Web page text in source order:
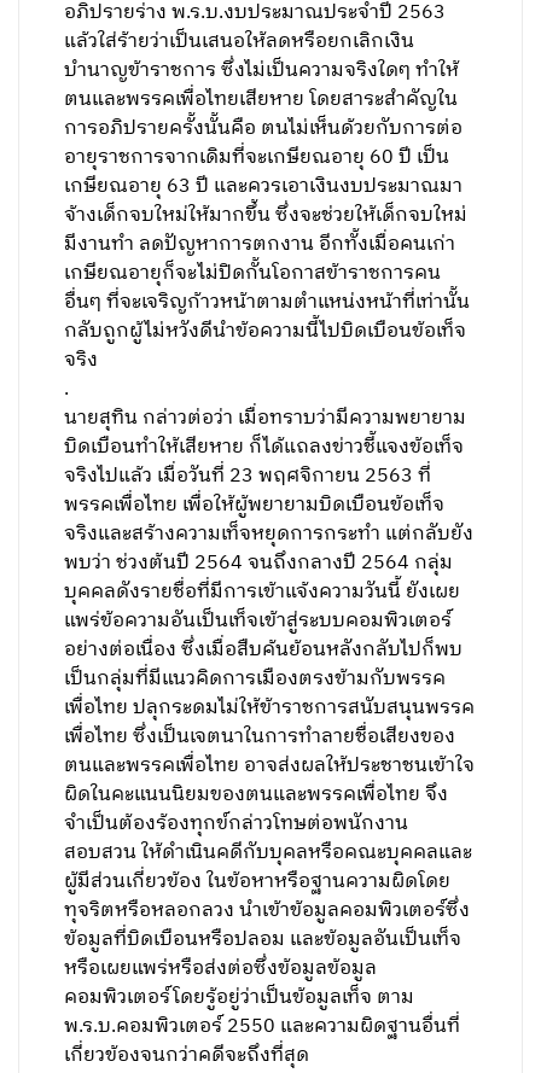
อภิปรายร่าง พ.ร.บ.งบประมาณประจำปี 2563
แล้วใส่ร้ายว่าเป็นเสนอให้ลดหรือยกเลิกเงิน
บำนาญข้าราชการ ซึ่งไม่เป็นความจริงใดๆ ทำให้
ตนและพรรคเพื่อไทยเสียหาย โดยสาระสำคัญใน
การอภิปรายครั้งนั้นคือ ตนไม่เห็นด้วยกับการต่อ
อายุราชการจากเดิมที่จะเกษียณอายุ 60 ปี เป็น
เกษียณอายุ 63 ปี และควรเอาเงินงบประมาณมา
จ้างเด็กจบใหม่ให้มากขึ้น ซึ่งจะช่วยให้เด็กจบใหม่
มีงานทำ ลดปัญหาการตกงาน อีกทั้งเมื่อคนเก่า
เกษียณอายุก็จะไม่ปิดกั้นโอกาสข้าราชการคน
อื่นๆ ที่จะเจริญก้าวหน้าตามตำแหน่งหน้าที่เท่านั้น
กลับถูกผู้ไม่หวังดีนำข้อความนี้ไปบิดเบือนข้อเท็จ
จริง
.
นายสุทิน กล่าวต่อว่า เมื่อทราบว่ามีความพยายาม
บิดเบือนทำให้เสียหาย ก็ได้แถลงข่าวชี้แจงข้อเท็จ
จริงไปแล้ว เมื่อวันที่ 23 พฤศจิกายน 2563 ที่
พรรคเพื่อไทย เพื่อให้ผู้พยายามบิดเบือนข้อเท็จ
จริงและสร้างความเท็จหยุดการกระทำ แต่กลับยัง
พบว่า ช่วงต้นปี 2564 จนถึงกลางปี 2564 กลุ่ม
บุคคลดังรายชื่อที่มีการเข้าแจ้งความวันนี้ ยังเผย
แพร่ข้อความอันเป็นเท็จเข้าสู่ระบบคอมพิวเตอร์
อย่างต่อเนื่อง ซึ่งเมื่อสืบค้นย้อนหลังกลับไปก็พบ
เป็นกลุ่มที่มีแนวคิดการเมืองตรงข้ามกับพรรค
เพื่อไทย ปลุกระดมไม่ให้ข้าราชการสนับสนุนพรรค
เพื่อไทย ซึ่งเป็นเจตนาในการทำลายชื่อเสียงของ
ตนและพรรคเพื่อไทย อาจส่งผลให้ประชาชนเข้าใจ
ผิดในคะแนนนิยมของตนและพรรคเพื่อไทย จึง
จำเป็นต้องร้องทุกข์กล่าวโทษต่อพนักงาน
สอบสวน ให้ดำเนินคดีกับบุคลหรือคณะบุคคลและ
ผู้มีส่วนเกี่ยวข้อง ในข้อหาหรือฐานความผิดโดย
ทุจริตหรือหลอกลวง นำเข้าข้อมูลคอมพิวเตอร์ซึ่ง
ข้อมูลที่บิดเบือนหรือปลอม และข้อมูลอันเป็นเท็จ
หรือเผยแพร่หรือส่งต่อซึ่งข้อมูลข้อมูล
คอมพิวเตอร์โดยรู้อยู่ว่าเป็นข้อมูลเท็จ ตาม
พ.ร.บ.คอมพิวเตอร์ 2550 และความผิดฐานอื่นที่
เกี่ยวข้องจนกว่าคดีจะถึงที่สุด